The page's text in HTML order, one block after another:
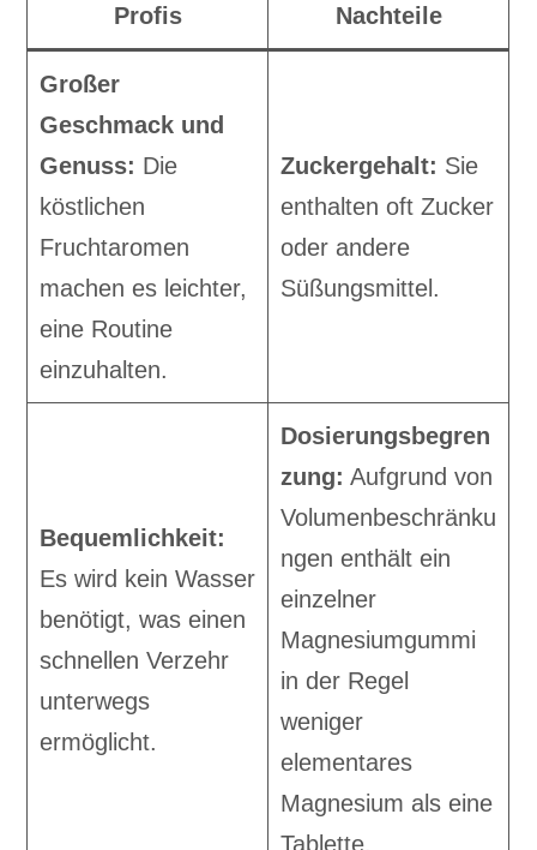
Profis Nachteile
Großer
Geschmack und
Genuss: Die
köstlichen
Fruchtaromen
machen es leichter,
eine Routine
einzuhalten.
Zuckergehalt: Sie
enthalten oft Zucker
oder andere
Süßungsmittel.
Bequemlichkeit:
Es wird kein Wasser
benötigt, was einen
schnellen Verzehr
unterwegs
ermöglicht.
Dosierungsbegren
zung: Aufgrund von
Volumenbeschränku
ngen enthält ein
einzelner
Magnesiumgummi
in der Regel
weniger
elementares
Magnesium als eine
Tablette.